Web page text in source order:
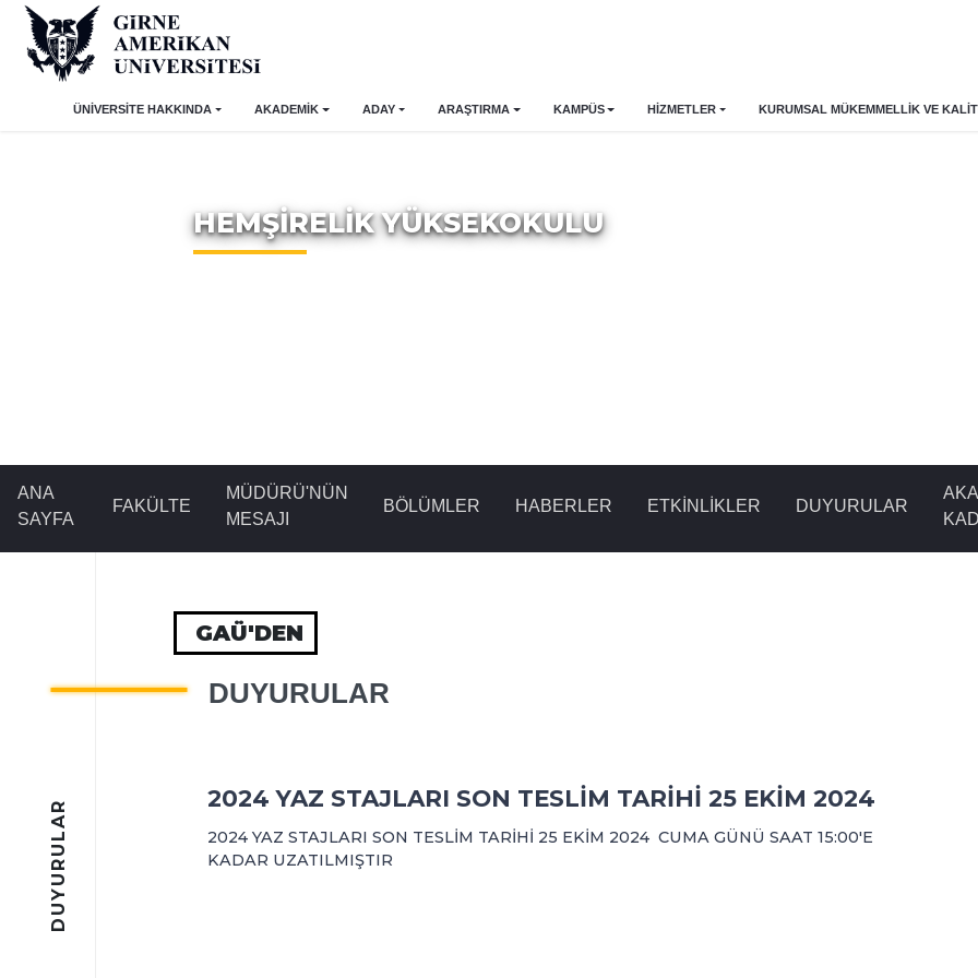
ÜNİVERSİTE HAKKINDA AKADEMİK ADAY ARAŞTIRMA KAMPÜS HİZMETLER KURUMSAL MÜKEMMELLIK VE
HEMŞİRELİK YÜKSEKOKULU
ANA
SAYFA
FAKÜLTE
MÜDÜRÜ'NÜN
MESAJI
BÖLÜMLER HABERLER ETKINLIKLER DUYURULAR
DUYURULAR
GAÜ'DEN
DUYURULAR
2024 YAZ STAJLARI SON TESLİM TARİHİ 25 EKİM 2024
2024 YAZ STAJLARI SON TESLİM TARİHİ 25 EKİM 2024 CUMA GÜNÜ SAAT 15:00'E
KADAR UZATILMIŞTIR